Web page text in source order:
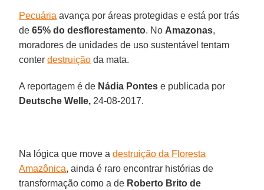
Pecuária avança por áreas protegidas e está por trás
de 65% do desflorestamento. No Amazonas,
moradores de unidades de uso sustentável tentam
conterdestruição da mata.
A reportagem é de Nádia Pontes e publicada por
Deutsche Welle, 24-08-2017.
Na lógica que move adestruição da Floresta
Amazônica, ainda é raro encontrar histórias de
transformação como a de Roberto Brito de